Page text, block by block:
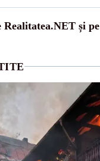
și pe